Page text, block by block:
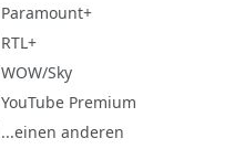
Paramount+
RTL+
WOW/Sky
YouTube Premium
...einen anderen